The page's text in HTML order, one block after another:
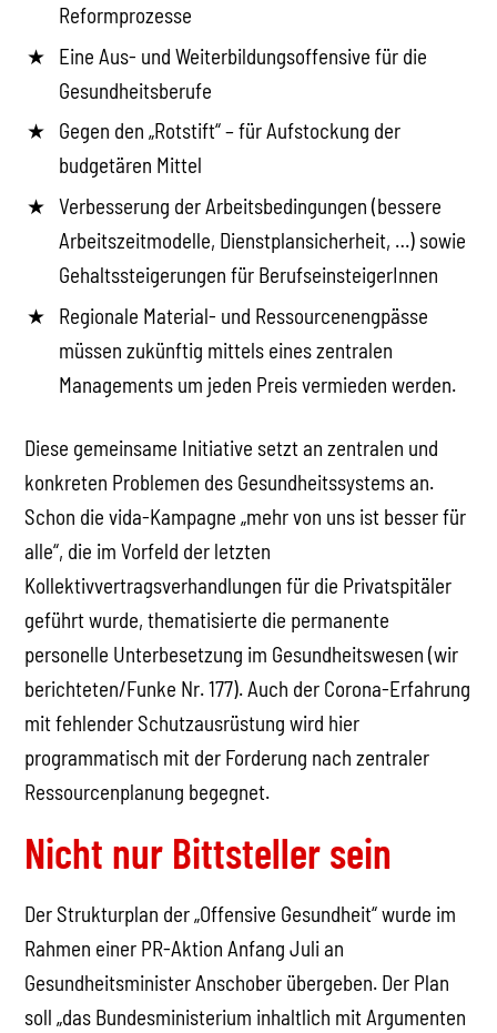
Reformprozesse
Eine Aus- und Weiterbildungsoffensive für die
Gesundheitsberufe
Gegen den „Rotstift“ – für Aufstockung der
budgetären Mittel
Verbesserung der Arbeitsbedingungen (bessere
Arbeitszeitmodelle, Dienstplansicherheit, …) sowie
Gehaltssteigerungen für BerufseinsteigerInnen
Regionale Material- und Ressourcenengpässe
müssen zukünftig mittels eines zentralen
Managements um jeden Preis vermieden werden.
Diese gemeinsame Initiative setzt an zentralen und
konkreten Problemen des Gesundheitssystems an.
Schon die vida-Kampagne „mehr von uns ist besser für
alle“, die im Vorfeld der letzten
Kollektivvertragsverhandlungen für die Privatspitäler
geführt wurde, thematisierte die permanente
personelle Unterbesetzung im Gesundheitswesen (wir
berichteten/Funke Nr. 177). Auch der Corona-Erfahrung
mit fehlender Schutzausrüstung wird hier
programmatisch mit der Forderung nach zentraler
Ressourcenplanung begegnet.
Nicht nur Bittsteller sein
Der Strukturplan der „Offensive Gesundheit“ wurde im
Rahmen einer PR-Aktion Anfang Juli an
Gesundheitsminister Anschober übergeben. Der Plan
soll „das Bundesministerium inhaltlich mit Argumenten